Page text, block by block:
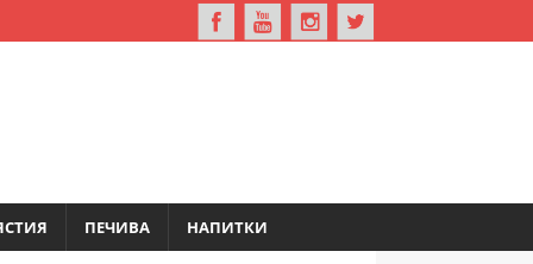
ПЕЧИВА НАПИТКИ